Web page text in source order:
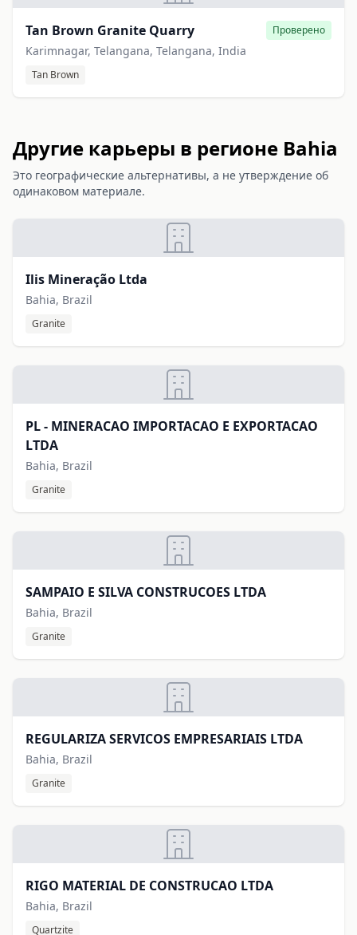
Tan Brown Granite Quarry Проверено
Karimnagar, Telangana, Telangana, India
Tan Brown
Другие карьеры в регионе Bahia
Это географические альтернативы, а не утверждение об
одинаковом материале.
Ilis Mineração Ltda
Bahia, Brazil
Granite
PL - MINERACAO IMPORTACAO E EXPORTACAO
LTDA
Bahia, Brazil
Granite
SAMPAIO E SILVA CONSTRUCOES LTDA
Bahia, Brazil
Granite
REGULARIZA SERVICOS EMPRESARIAIS LTDA
Bahia, Brazil
Granite
RIGO MATERIAL DE CONSTRUCAO LTDA
Bahia, Brazil
Quartzite